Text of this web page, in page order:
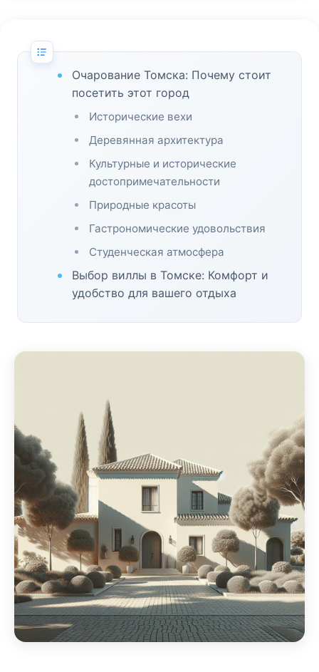
Очарование Томска: Почему стоит
посетить этот город
Исторические вехи
Деревянная архитектура
Культурные и исторические
достопримечательности
Природные красоты
Гастрономические удовольствия
Студенческая атмосфера
Выбор виллы в Томске: Комфорт и
удобство для вашего отдыха